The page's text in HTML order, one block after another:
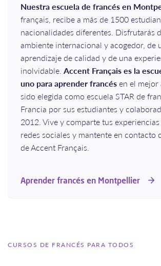
Nuestra escuela de francés en
français, recibe a más de 1500
nacionalidades diferentes. Disfrutarás
ambiente internacional y acogedor, de
aprendizaje de calidad y de una
inolvidable. Accent Français es la
uno para aprender francésen el mejor
sido elegida como escuela STAR de
Francia por sus estudiantes y
2012. Vive y comparte tus
redes sociales y mantente en contacto
de Accent Français.
Aprender francés en Montpellier
CURSOS DE FRANCÉS PARA TODOS